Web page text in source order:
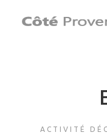
ACTIVITÉ